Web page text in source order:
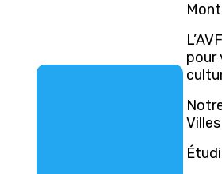
pour
Villes